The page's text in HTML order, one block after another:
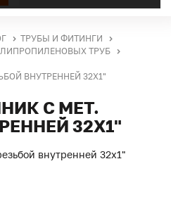
ТРУБЫ И ФИТИНГИ
ТРУБ
ВНУТРЕННЕЙ 32Х1"
С МЕТ.
32Х1"